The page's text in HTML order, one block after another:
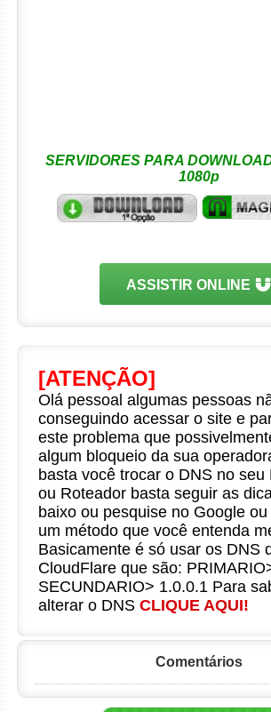
SERVIDORES PARA
1080p
ASSISTIR ONLINE
[ATENÇÃO]
Olá pessoal algumas pessoas
conseguindo acessar o site e
este problema que
algum bloqueio da sua
basta você trocar o DNS no seu
ou Roteador basta seguir as
baixo ou pesquise no Google
um método que você entenda
Basicamente é só usar os DNS
CloudFlare que são:
SECUNDARIO> 1.0.0.1 Para
alterar o DNS CLIQUE AQUI!
Comentários